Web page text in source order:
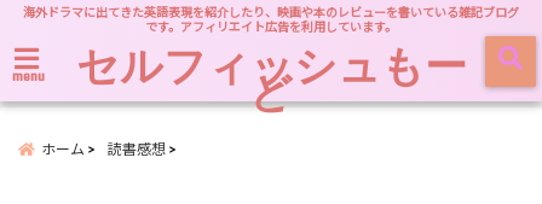
海外ドラマに出てきた英語表現を紹介したり、映画や本のレビューを書いている雑記ブログ
です。アフィリエイト広告を利用しています。
menu セルフィッシュもー
ど
ホーム 読書感想